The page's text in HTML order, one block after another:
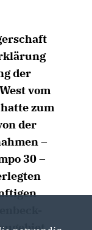
der
vom
zum
der
–
30 –